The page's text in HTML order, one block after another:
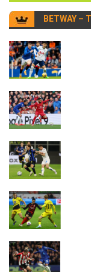
BETWAY –